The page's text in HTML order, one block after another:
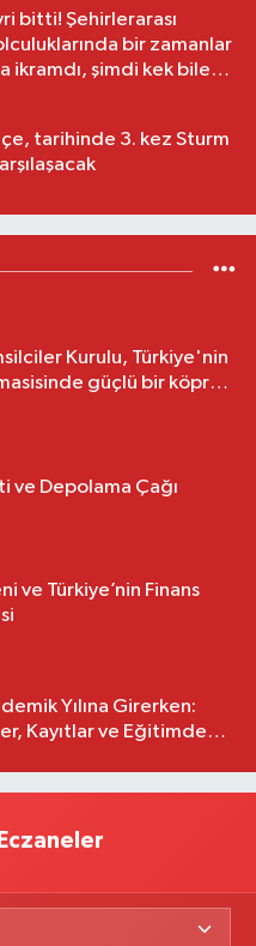
bitti! Şehirlerarası
bir zamanlar
ikramdı, şimdi kek bile
tarihinde 3. kez Sturm
Kurulu, Türkiye'nin
güçlü bir köprü
ve Depolama Çağı
ve Türkiye’nin Finans
Yılına Girerken:
Kayıtlar ve Eğitimde